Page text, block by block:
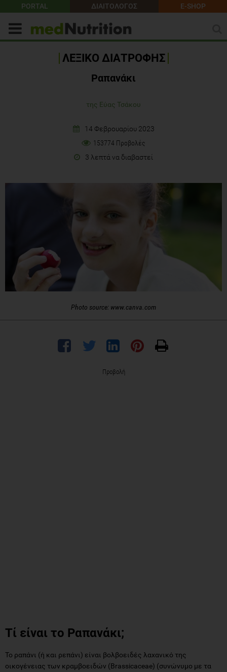
PORTAL ΔΙΑΙΤΟΛΟΓΟΣ E-SHOP
ΛΕΞΙΚΟ ΔΙΑΤΡΟΦΗΣ
Ραπανάκι
της Εύας Τσάκου
14 Φεβρουαρίου 2023
153774 Προβολές
3 λεπτά να διαβαστεί
Photo source: www.canva.com
Προβολή
Τί είναι το Ραπανάκι;
Το ραπάνι (ή και ρεπάνι) είναι βολβοειδές λαχανικό της
οικογένειας των κραμβοειδών (Brassicaceae) (συνώνυμο με τα